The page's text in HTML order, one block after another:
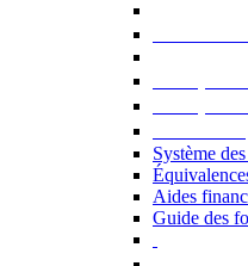
Système
Aides
Guide des